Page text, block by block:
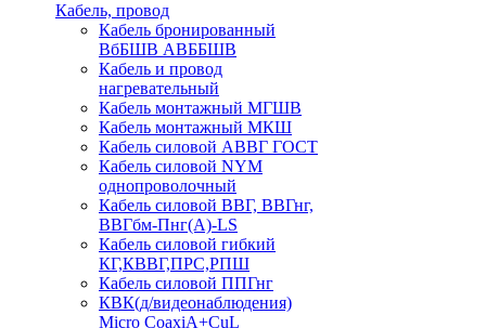
Кабель, провод
Кабель бронированный
ВбБШВ АВББШВ
Кабель и провод
нагревательный
Кабель монтажный МГШВ
Кабель монтажный МКШ
Кабель силовой АВВГ ГОСТ
Кабель силовой NYM
однопроволочный
Кабель силовой ВВГ, ВВГнг,
ВВГбм-Пнг(А)-LS
Кабель силовой гибкий
КГ,КВВГ,ПРС,РПШ
Кабель силовой ППГнг
КВК(д/видеонаблюдения)
Micro CoaxiA+CuL